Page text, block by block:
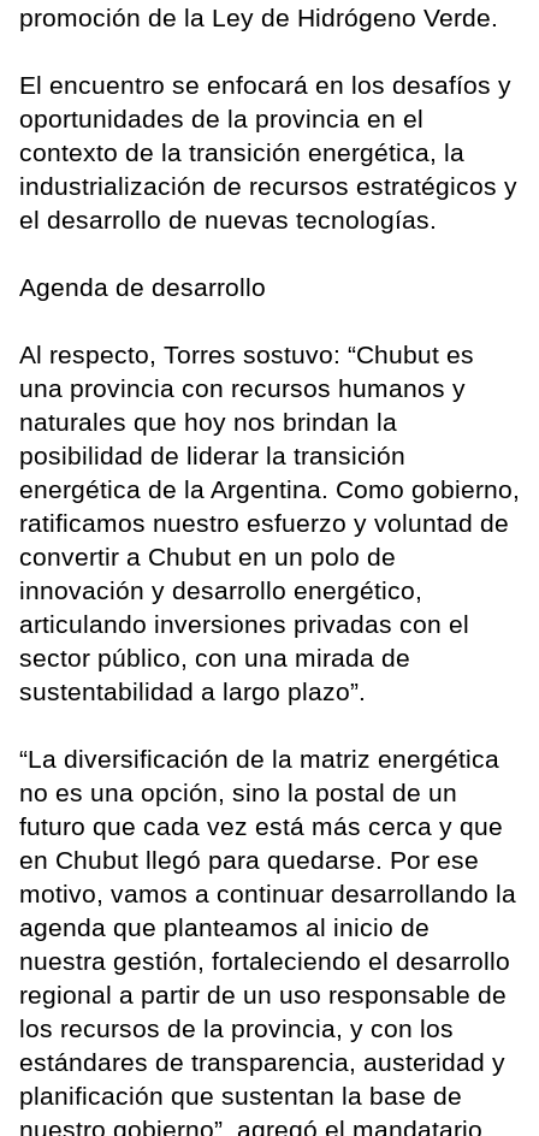
promoción de la Ley de Hidrógeno Verde.
El encuentro se enfocará en los desafíos y
oportunidades de la provincia en el
contexto de la transición energética, la
industrialización de recursos estratégicos y
el desarrollo de nuevas tecnologías.
Agenda de desarrollo
Al respecto, Torres sostuvo: “Chubut es
una provincia con recursos humanos y
naturales que hoy nos brindan la
posibilidad de liderar la transición
energética de la Argentina. Como gobierno,
ratificamos nuestro esfuerzo y voluntad de
convertir a Chubut en un polo de
innovación y desarrollo energético,
articulando inversiones privadas con el
sector público, con una mirada de
sustentabilidad a largo plazo”.
“La diversificación de la matriz energética
no es una opción, sino la postal de un
futuro que cada vez está más cerca y que
en Chubut llegó para quedarse. Por ese
motivo, vamos a continuar desarrollando la
agenda que planteamos al inicio de
nuestra gestión, fortaleciendo el desarrollo
regional a partir de un uso responsable de
los recursos de la provincia, y con los
estándares de transparencia, austeridad y
planificación que sustentan la base de
nuestro gobierno”, agregó el mandatario.